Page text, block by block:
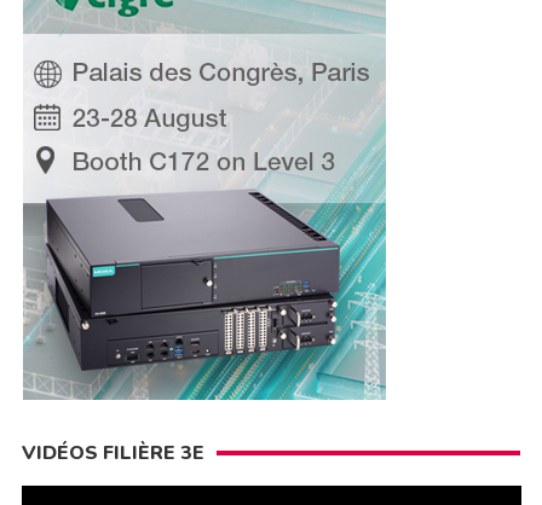
VIDÉOS FILIÈRE 3E